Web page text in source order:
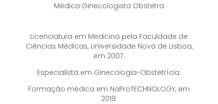
Médica Ginecologista Obstetra
Licenciatura em Medicina pela Faculdade de
Ciências Médicas, Universidade Nova de Lisboa,
em 2007.
Especialista em Ginecologia-Obstetrícia.
Formação médica em NaProTECHNOLOGY, em
2019.